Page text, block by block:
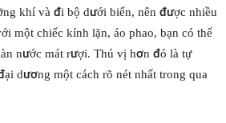
khí và đi bộ dưới biển, nên được nhiều
một chiếc kính lặn, áo phao, bạn có thể
nước mát rượi. Thú vị hơn đó là tự
dương một cách rõ nét nhất trong qua